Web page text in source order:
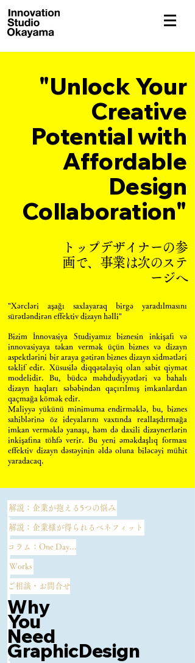
"Unlock Your
Creative
Potential with
Affordable
Design
Collaboration"
トップデザイナーの参
画で、事業は次のステ
ージへ
"Xərcləri aşağı saxlayaraq birgə yaradılmasını
sürətləndirən effektiv dizayn həlli"
Bizim İnnovasiya Studiyamız biznesin inkişafı və
innovasiyaya təkan vermək üçün biznes və dizayn
aspektlərini bir araya gətirən biznes dizayn xidmətləri
təklif edir. Xüsusilə diqqətəlayiq olan sabit qiymət
modelidir. Bu, büdcə məhdudiyyətləri və bahalı
dizayn haqları səbəbindən qaçırılmış imkanlardan
qaçmağa kömək edir.
Maliyyə yükünü minimuma endirməklə, bu, biznes
sahiblərinə öz ideyalarını vaxtında reallaşdırmağa
imkan verməklə yanaşı, həm də daxili dizaynerlərin
inkişafına töhfə verir. Bu yeni əməkdaşlıq forması
effektiv dizayn dəstəyinin əldə oluna biləcəyi mühit
yaradacaq.
解説：企業が抱える5つの悩み
解説：企業様が得られるベネフィット
コラム：One Day...
Works
ご相談・お問合せ
Why
You
​Need
GraphicDesign